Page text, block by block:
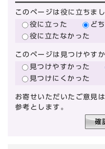
このページは役に立ちま
役に立った
ど
役に立たなかった
このページは見つけやす
見つけやすかった
見つけにくかった
お寄せいただいたご意見
参考とします。